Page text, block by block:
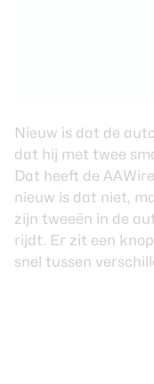
Nieuw is dat de
dat hij met twee
Dat heeft de
nieuw is dat niet,
zijn tweeën in de
rijdt. Er zit een
snel tussen